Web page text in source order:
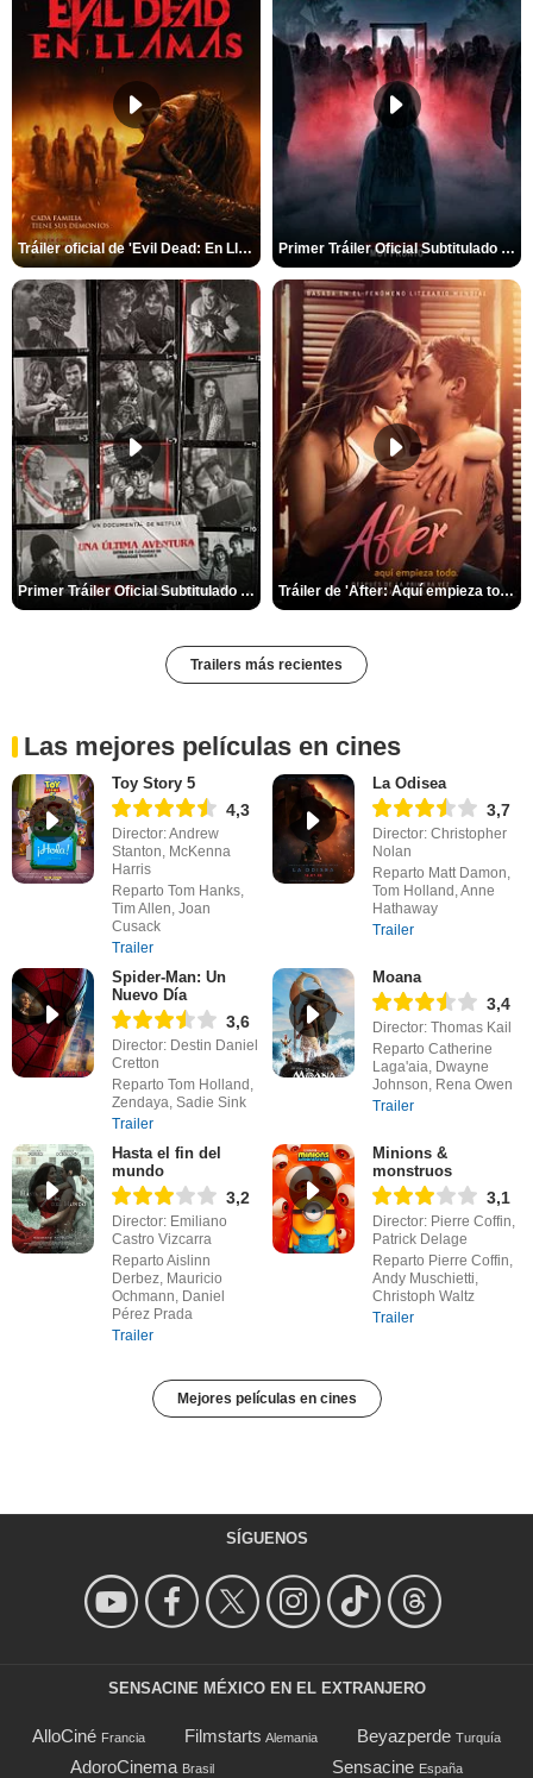
Tráiler oficial de 'Evil Dead: En Llamas' Primer Tráiler Oficial Subtitulado de 'La Noche Del Demonio: Están Entre Nosotros'
Primer Tráiler Oficial Subtitulado de 'Una última aventura: Detrás de cámaras de Stranger Things 5' Tráiler de 'After: Aquí empieza todo'
Trailers más recientes
Las mejores películas en cines
Toy Story 5
4,3
Director: Andrew
Stanton, McKenna
Harris
Reparto Tom Hanks,
Tim Allen, Joan
Cusack
Trailer
La Odisea
3,7
Director: Christopher
Nolan
Reparto Matt Damon,
Tom Holland, Anne
Hathaway
Trailer
Spider-Man: Un
Nuevo Día
3,6
Director: Destin Daniel
Cretton
Reparto Tom Holland,
Zendaya, Sadie Sink
Trailer
Moana
3,4
Director: Thomas Kail
Reparto Catherine
Laga'aia, Dwayne
Johnson, Rena Owen
Trailer
Hasta el fin del
mundo
3,2
Director: Emiliano
Castro Vizcarra
Reparto Aislinn
Derbez, Mauricio
Ochmann, Daniel
Pérez Prada
Trailer
Minions &
monstruos
3,1
Director: Pierre Coffin,
Patrick Delage
Reparto Pierre Coffin,
Andy Muschietti,
Christoph Waltz
Trailer
Mejores películas en cines
SÍGUENOS
SENSACINE MÉXICO EN EL EXTRANJERO
AlloCiné Francia Filmstarts Alemania Beyazperde Turquía
AdoroCinema Brasil Sensacine España